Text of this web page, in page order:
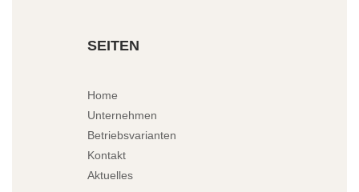
SEITEN
Home
Unternehmen
Betriebsvarianten
Kontakt
Aktuelles